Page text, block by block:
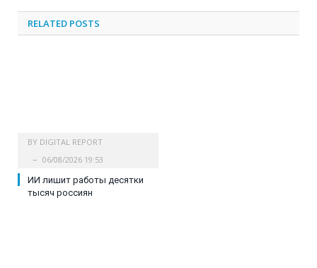
RELATED POSTS
BY DIGITAL REPORT
06/08/2026 19:53
ИИ лишит работы десятки
тысяч россиян